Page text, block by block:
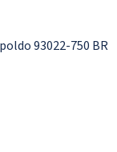
93022-750 BR